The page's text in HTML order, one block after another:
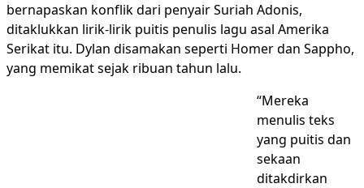
bernapaskan konflik dari penyair Suriah Adonis,
ditaklukkan lirik-lirik puitis penulis lagu asal Amerika
Serikat itu. Dylan disamakan seperti Homer dan Sappho,
yang memikat sejak ribuan tahun lalu.
“Mereka
menulis teks
yang puitis dan
sekaan
ditakdirkan